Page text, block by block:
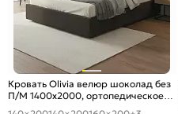
Кровать Olivia велюр шоколад без
П/М 1400x2000, ортопедическое
основание, изголовье мягкое